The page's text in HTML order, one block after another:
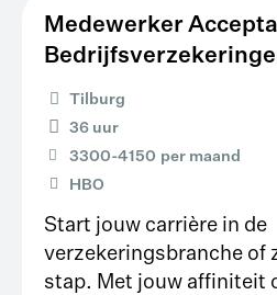
Medewerker
Tilburg
36 uur
3300-4150 per maand
HBO
Start jouw carrière in de
verzekeringsbranche of
stap. Met jouw affiniteit